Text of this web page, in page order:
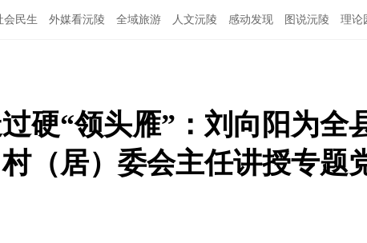
会民生 外媒看沅陵 全域旅游 人文沅陵 感动发现 图说沅陵 理论
硬“领头雁”：刘向阳为全
（居）委会主任讲授专题